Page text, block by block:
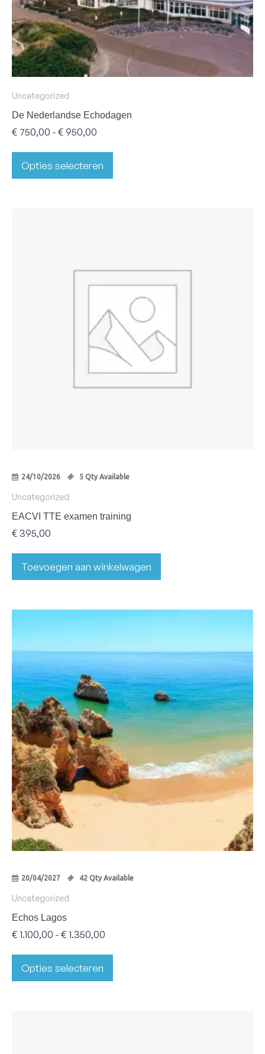
Uncategorized
De Nederlandse Echodagen
€ 750,00 - €950,00
Opties selecteren
24/10/2026 5 Qty Available
Uncategorized
EACVI TTE examen training
€ 395,00
Toevoegen aan winkelwagen
20/04/2027 42 Qty Available
Uncategorized
Echos Lagos
€1.100,00 - €1.350,00
Opties selecteren